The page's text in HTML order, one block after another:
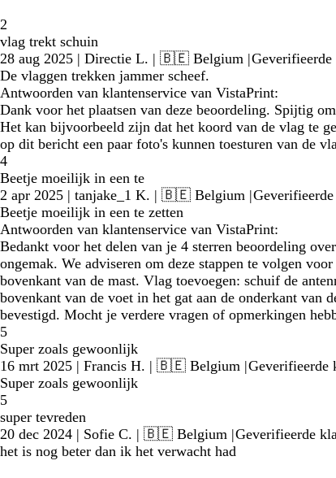
2
vlag trekt schuin
28 aug 2025 | Directie L. | 🇧🇪 Belgium |
De vlaggen trekken jammer scheef.
Antwoorden van klantenservice van VistaPrint:
Dank voor het plaatsen van deze beoordeling. Spijtig
Het kan bijvoorbeeld zijn dat het koord van de vlag te
op dit bericht een paar foto's kunnen toesturen van de
4
Beetje moeilijk in een te
2 apr 2025 | tanjake_1 K. | 🇧🇪 Belgium |
Beetje moeilijk in een te zetten
Antwoorden van klantenservice van VistaPrint:
Bedankt voor het delen van je 4 sterren beoordeling
ongemak. We adviseren om deze stappen te volgen
bovenkant van de mast. Vlag toevoegen: schuif de
bovenkant van de voet in het gat aan de onderkant van
bevestigd. Mocht je verdere vragen of opmerkingen
5
Super zoals gewoonlijk
16 mrt 2025 | Francis H. | 🇧🇪 Belgium |Geverifieerde
Super zoals gewoonlijk
5
super tevreden
20 dec 2024 | Sofie C. | 🇧🇪 Belgium |Geverifieerde
het is nog beter dan ik het verwacht had